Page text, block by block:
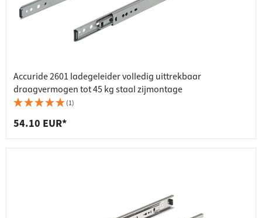
Accuride 2601 ladegeleider volledig uittrekbaar
draagvermogen tot 45 kg staal zijmontage
(1)
54.10 EUR*